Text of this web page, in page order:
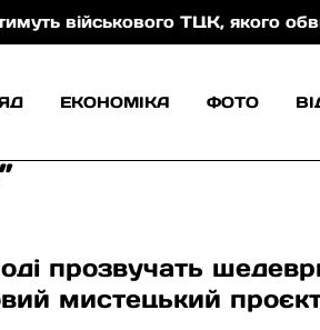
ТЦК, якого обвинувачують
ЕКОНОМІКА ФОТО
прозвучать
мистецький